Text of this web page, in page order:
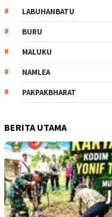
LABUHANBATU
BURU
MALUKU
NAMLEA
PAKPAKBHARAT
BERITA UTAMA